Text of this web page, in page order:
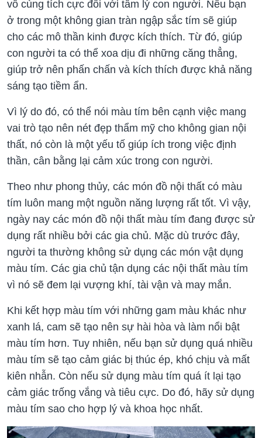
vô cùng tích cực đối với tâm lý con người. Nếu bạn
ở trong một không gian tràn ngập sắc tím sẽ giúp
cho các mô thần kinh được kích thích. Từ đó, giúp
con người ta có thể xoa dịu đi những căng thẳng,
giúp trở nên phấn chấn và kích thích được khả năng
sáng tạo tiềm ẩn.
Vì lý do đó, có thể nói màu tím bên cạnh việc mang
vai trò tạo nên nét đẹp thẩm mỹ cho không gian nội
thất, nó còn là một yếu tố giúp ích trong việc định
thần, cân bằng lại cảm xúc trong con người.
Theo như phong thủy, các món đồ nội thất có màu
tím luôn mang một nguồn năng lượng rất tốt. Vì vậy,
ngày nay các món đồ nội thất màu tím đang được sử
dụng rất nhiều bởi các gia chủ. Mặc dù trước đây,
người ta thường không sử dụng các món vật dụng
màu tím. Các gia chủ tận dụng các nội thất màu tím
vì nó sẽ đem lại vượng khí, tài vận và may mắn.
Khi kết hợp màu tím với những gam màu khác như
xanh lá, cam sẽ tạo nên sự hài hòa và làm nổi bật
màu tím hơn. Tuy nhiên, nếu bạn sử dụng quá nhiều
màu tím sẽ tạo cảm giác bị thúc ép, khó chịu và mất
kiên nhẫn. Còn nếu sử dụng màu tím quá ít lại tạo
cảm giác trống vắng và tiêu cực. Do đó, hãy sử dụng
màu tím sao cho hợp lý và khoa học nhất.